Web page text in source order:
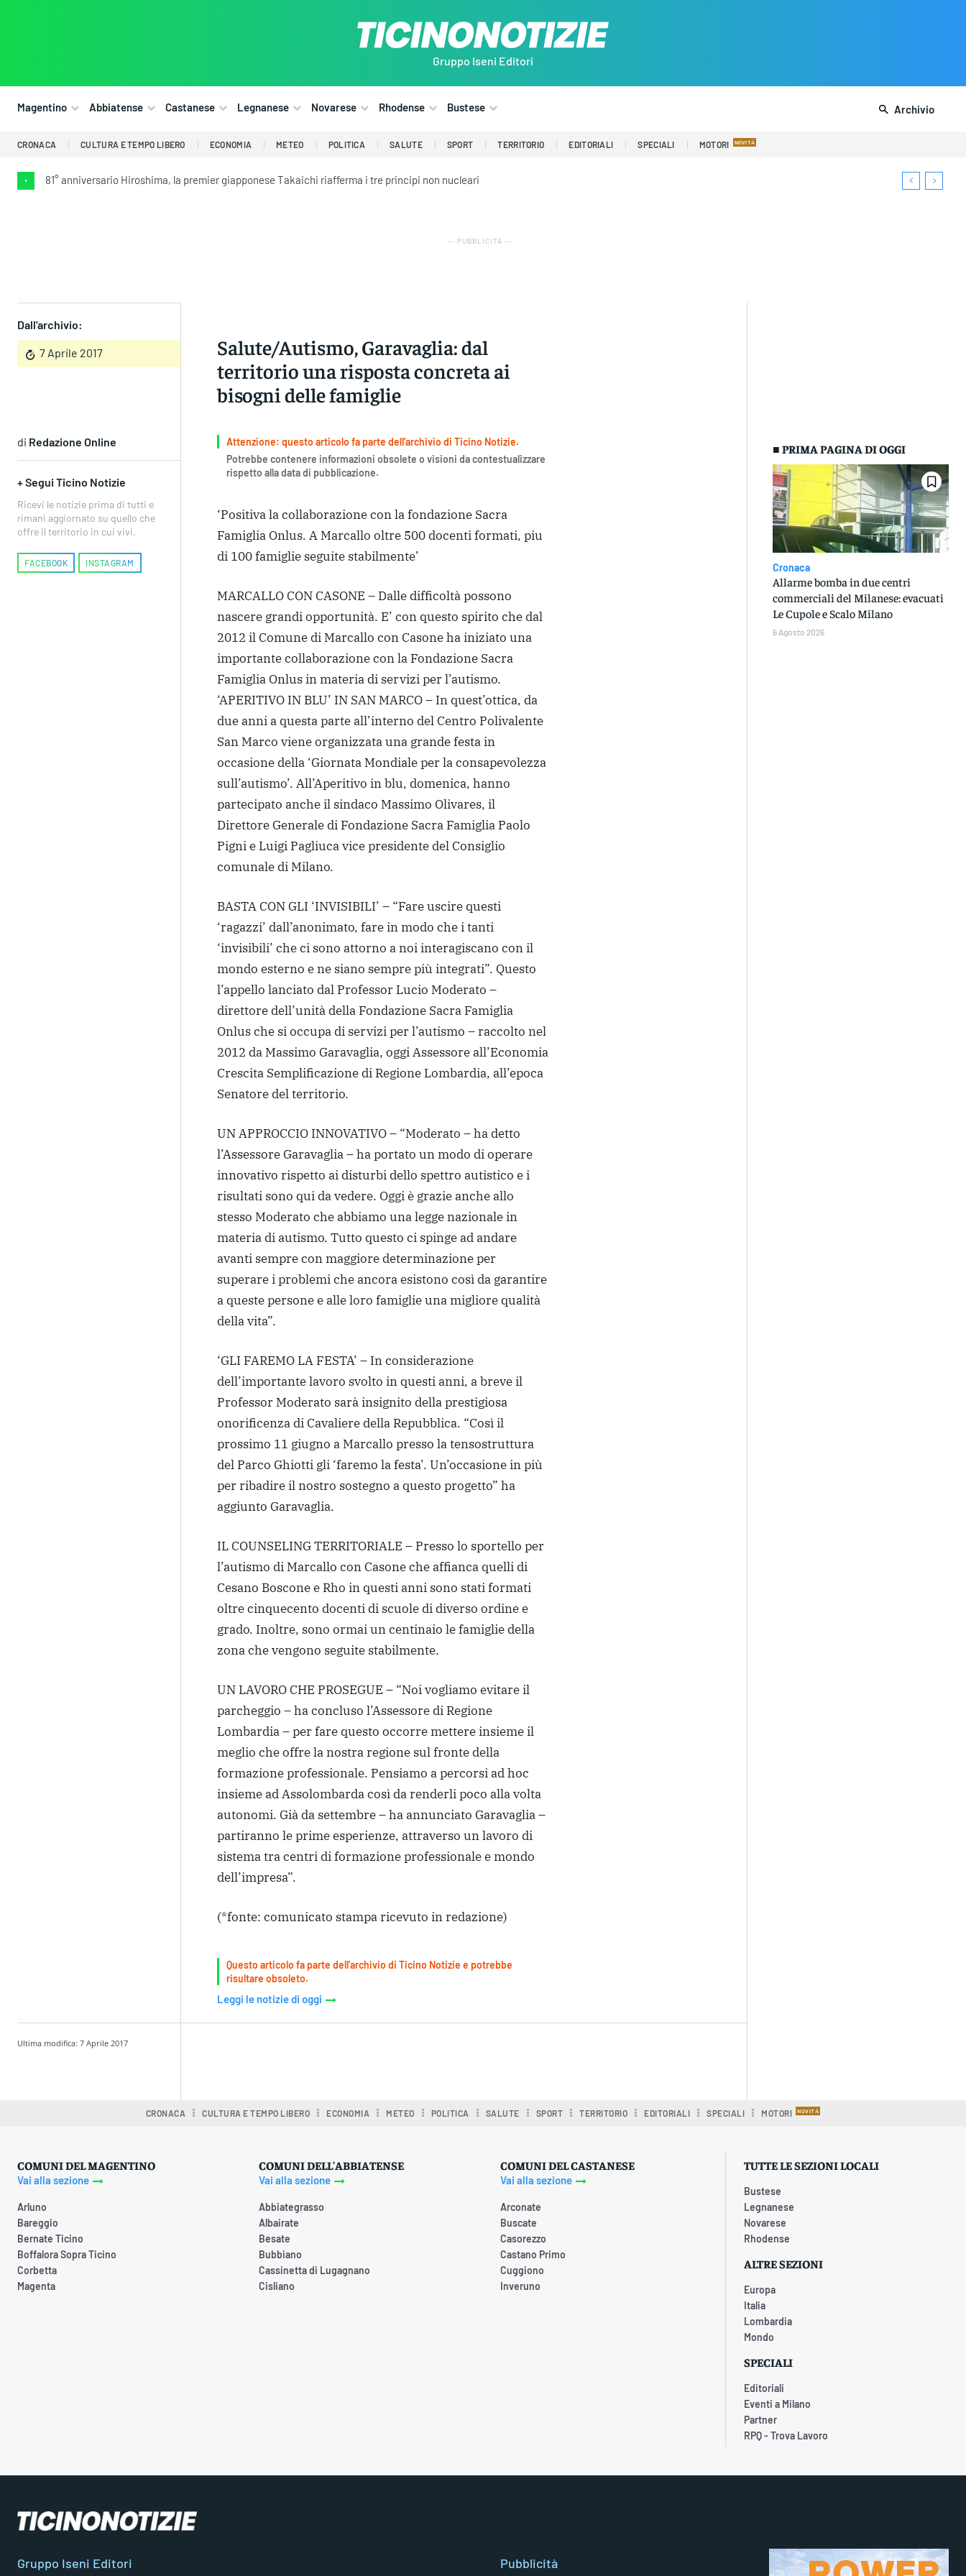
Gruppo Iseni Editori
Magentino Abbiatense Castanese Legnanese Novarese Rhodense Bustese Archivio
CRONACA CULTURA E TEMPO LIBERO ECONOMIA METEO POLITICA SALUTE SPORT TERRITORIO EDITORIALI SPECIALI MOTORI
• 81° anniversario Hiroshima, la premier giapponese Takaichi riafferma i tre principi non nucleari
― PUBBLICITÀ ―
Dall'archivio:
7 Aprile 2017
Salute/Autismo, Garavaglia: dal
territorio una risposta concreta ai
bisogni delle famiglie
di Redazione Online
+ Segui Ticino Notizie
Ricevi le notizie prima di tutti e
rimani aggiornato su quello che
offre il territorio in cui vivi.
FACEBOOK INSTAGRAM
Attenzione: questo articolo fa parte dell'archivio di Ticino Notizie.
Potrebbe contenere informazioni obsolete o visioni da contestualizzare
rispetto alla data di pubblicazione.
‘Positiva la collaborazione con la fondazione Sacra
Famiglia Onlus. A Marcallo oltre 500 docenti formati, piu
di 100 famiglie seguite stabilmente’
MARCALLO CON CASONE – Dalle difficoltà possono
nascere grandi opportunità. E’ con questo spirito che dal
2012 il Comune di Marcallo con Casone ha iniziato una
importante collaborazione con la Fondazione Sacra
Famiglia Onlus in materia di servizi per l’autismo.
‘APERITIVO IN BLU’ IN SAN MARCO – In quest’ottica, da
due anni a questa parte all’interno del Centro Polivalente
San Marco viene organizzata una grande festa in
occasione della ‘Giornata Mondiale per la consapevolezza
sull’autismo’. All’Aperitivo in blu, domenica, hanno
partecipato anche il sindaco Massimo Olivares, il
Direttore Generale di Fondazione Sacra Famiglia Paolo
Pigni e Luigi Pagliuca vice presidente del Consiglio
comunale di Milano.
BASTA CON GLI ‘INVISIBILI’ – “Fare uscire questi
‘ragazzi’ dall’anonimato, fare in modo che i tanti
‘invisibili’ che ci sono attorno a noi interagiscano con il
mondo esterno e ne siano sempre più integrati”. Questo
l’appello lanciato dal Professor Lucio Moderato –
direttore dell’unità della Fondazione Sacra Famiglia
Onlus che si occupa di servizi per l’autismo – raccolto nel
2012 da Massimo Garavaglia, oggi Assessore all’Economia
Crescita Semplificazione di Regione Lombardia, all’epoca
Senatore del territorio.
UN APPROCCIO INNOVATIVO – “Moderato – ha detto
l’Assessore Garavaglia – ha portato un modo di operare
innovativo rispetto ai disturbi dello spettro autistico e i
risultati sono qui da vedere. Oggi è grazie anche allo
stesso Moderato che abbiamo una legge nazionale in
materia di autismo. Tutto questo ci spinge ad andare
avanti sempre con maggiore determinazione per
superare i problemi che ancora esistono così da garantire
a queste persone e alle loro famiglie una migliore qualità
della vita”.
‘GLI FAREMO LA FESTA’ – In considerazione
dell’importante lavoro svolto in questi anni, a breve il
Professor Moderato sarà insignito della prestigiosa
onorificenza di Cavaliere della Repubblica. “Così il
prossimo 11 giugno a Marcallo presso la tensostruttura
del Parco Ghiotti gli ‘faremo la festa’. Un’occasione in più
per ribadire il nostro sostegno a questo progetto” ha
aggiunto Garavaglia.
IL COUNSELING TERRITORIALE – Presso lo sportello per
l’autismo di Marcallo con Casone che affianca quelli di
Cesano Boscone e Rho in questi anni sono stati formati
oltre cinquecento docenti di scuole di diverso ordine e
grado. Inoltre, sono ormai un centinaio le famiglie della
zona che vengono seguite stabilmente.
UN LAVORO CHE PROSEGUE – “Noi vogliamo evitare il
parcheggio – ha concluso l’Assessore di Regione
Lombardia – per fare questo occorre mettere insieme il
meglio che offre la nostra regione sul fronte della
formazione professionale. Pensiamo a percorsi ad hoc
insieme ad Assolombarda così da renderli poco alla volta
autonomi. Già da settembre – ha annunciato Garavaglia –
partiranno le prime esperienze, attraverso un lavoro di
sistema tra centri di formazione professionale e mondo
dell’impresa”.
(*fonte: comunicato stampa ricevuto in redazione)
Questo articolo fa parte dell'archivio di Ticino Notizie e potrebbe
risultare obsoleto.
Leggi le notizie di oggi
■ PRIMA PAGINA DI OGGI
Cronaca
Allarme bomba in due centri
commerciali del Milanese: evacuati
Le Cupole e Scalo Milano
6 Agosto 2026
Ultima modifica: 7 Aprile 2017
CRONACA CULTURA E TEMPO LIBERO ECONOMIA METEO POLITICA SALUTE SPORT TERRITORIO EDITORIALI SPECIALI MOTORI
COMUNI DEL MAGENTINO
Vai alla sezione
Arluno
Bareggio
Bernate Ticino
Boffalora Sopra Ticino
Corbetta
Magenta
COMUNI DELL'ABBIATENSE
Vai alla sezione
Abbiategrasso
Albairate
Besate
Bubbiano
Cassinetta di Lugagnano
Cisliano
COMUNI DEL CASTANESE
Vai alla sezione
Arconate
Buscate
Casorezzo
Castano Primo
Cuggiono
Inveruno
TUTTE LE SEZIONI LOCALI
Bustese
Legnanese
Novarese
Rhodense
ALTRE SEZIONI
Europa
Italia
Lombardia
Mondo
SPECIALI
Editoriali
Eventi a Milano
Partner
RPQ - Trova Lavoro
Gruppo Iseni Editori Pubblicità